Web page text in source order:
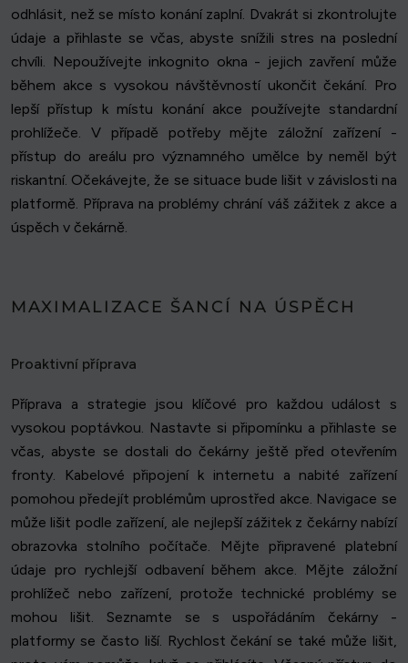
odhlásit, než se místo konání zaplní. Dvakrát si zkontrolujte
údaje a přihlaste se včas, abyste snížili stres na poslední
chvíli. Nepoužívejte inkognito okna - jejich zavření může
během akce s vysokou návštěvností ukončit čekání. Pro
lepší přístup k místu konání akce používejte standardní
prohlížeče. V případě potřeby mějte záložní zařízení -
přístup do areálu pro významného umělce by neměl být
riskantní. Očekávejte, že se situace bude lišit v závislosti na
platformě. Příprava na problémy chrání váš zážitek z akce a
úspěch v čekárně.
MAXIMALIZACE ŠANCÍ NA ÚSPĚCH
Proaktivní příprava
Příprava a strategie jsou klíčové pro každou událost s
vysokou poptávkou. Nastavte si připomínku a přihlaste se
včas, abyste se dostali do čekárny ještě před otevřením
fronty. Kabelové připojení k internetu a nabité zařízení
pomohou předejít problémům uprostřed akce. Navigace se
může lišit podle zařízení, ale nejlepší zážitek z čekárny nabízí
obrazovka stolního počítače. Mějte připravené platební
údaje pro rychlejší odbavení během akce. Mějte záložní
prohlížeč nebo zařízení, protože technické problémy se
mohou lišit. Seznamte se s uspořádáním čekárny -
platformy se často liší. Rychlost čekání se také může lišit,